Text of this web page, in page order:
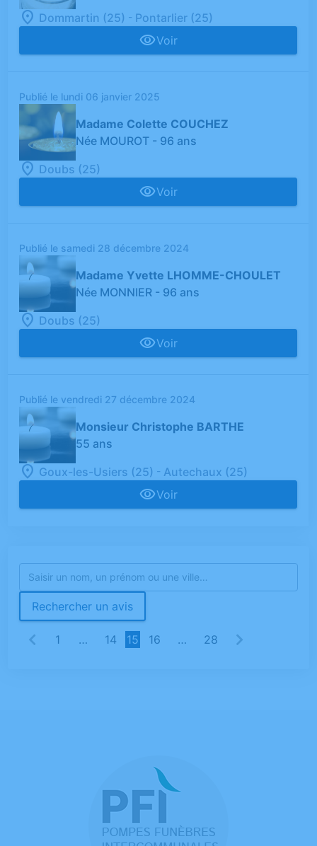
Dommartin (25) - Pontarlier (25)
Voir
Publié le lundi 06 janvier 2025
Madame Colette COUCHEZ
Née MOUROT - 96 ans
Doubs (25)
Voir
Publié le samedi 28 décembre 2024
Madame Yvette LHOMME-CHOULET
Née MONNIER - 96 ans
Doubs (25)
Voir
Publié le vendredi 27 décembre 2024
Monsieur Christophe BARTHE
55 ans
Goux-les-Usiers (25) - Autechaux (25)
Voir
Rechercher un avis
1 … 14 15 16 … 28